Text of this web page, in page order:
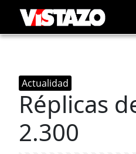
Actualidad
Réplicas
2.300